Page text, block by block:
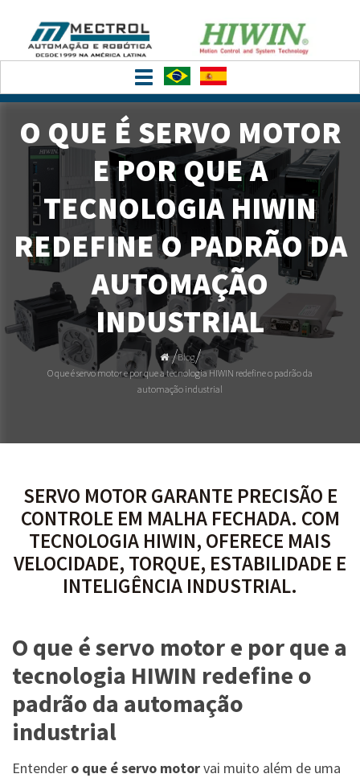
Toggle
navigation
O QUE É SERVO MOTOR
E POR QUE A
TECNOLOGIA HIWIN
REDEFINE O PADRÃO DA
AUTOMAÇÃO
INDUSTRIAL
/Blog/
O que é servo motor e por que a tecnologia HIWIN redefine o padrão da
automação industrial
SERVO MOTOR GARANTE PRECISÃO E
CONTROLE EM MALHA FECHADA. COM
TECNOLOGIA HIWIN, OFERECE MAIS
VELOCIDADE, TORQUE, ESTABILIDADE E
INTELIGÊNCIA INDUSTRIAL.
O que é servo motor e por que a
tecnologia HIWIN redefine o
padrão da automação
industrial
Entender o que é servo motorvai muito além de uma